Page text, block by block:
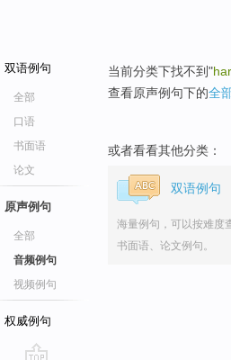
双语例句
全部
口语
书面语
论文
原声例句
全部
音频例句
视频例句
权威例句
当前分类下找不到"
查看原声例句下的全
或者看看其他分类：
双语例句
海量例句，可以按难度
书面语、论文例句。